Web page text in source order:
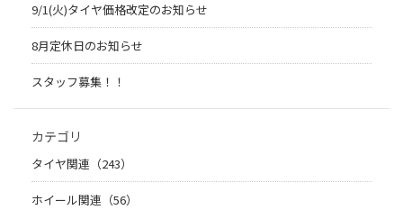
9/1(火)タイヤ価格改定のお知らせ
8月定休日のお知らせ
スタッフ募集！！
カテゴリ
タイヤ関連（243）
ホイール関連（56）